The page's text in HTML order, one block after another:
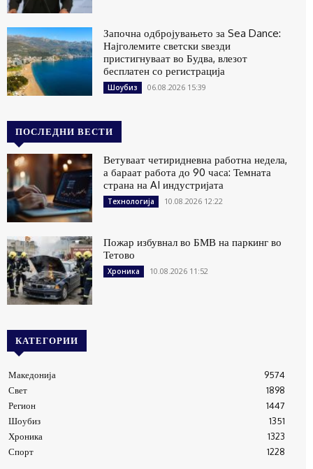
Започна одбројувањето за Sea Dance:
Најголемите светски ѕвезди
пристигнуваат во Будва, влезот
бесплатен со регистрација
Шоубиз 06.08.2026 15:39
ПОСЛЕДНИ ВЕСТИ
Ветуваат четиридневна работна недела,
а бараат работа до 90 часа: Темната
страна на AI индустријата
Технологија 10.08.2026 12:22
Пожар избувнал во БМВ на паркинг во
Тетово
Хроника 10.08.2026 11:52
КАТЕГОРИИ
Македонија
9574
Свет
1898
Регион
1447
Шоубиз
1351
Хроника
1323
Спорт
1228